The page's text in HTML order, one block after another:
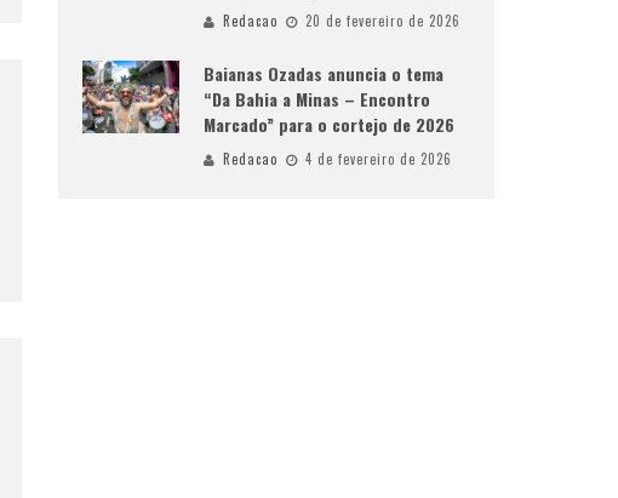
Redacao 20 de fevereiro de 2026
Baianas Ozadas anuncia o tema
“Da Bahia a Minas – Encontro
Marcado” para o cortejo de 2026
Redacao 4 de fevereiro de 2026